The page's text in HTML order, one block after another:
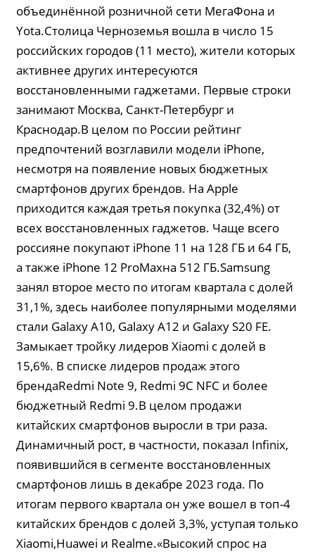
объединённой розничной сети МегаФона и
Yota.Столица Черноземья вошла в число 15
российских городов (11 место), жители которых
активнее других интересуются
восстановленными гаджетами. Первые строки
занимают Москва, Санкт-Петербург и
Краснодар.В целом по России рейтинг
предпочтений возглавили модели iPhone,
несмотря на появление новых бюджетных
смартфонов других брендов. На Apple
приходится каждая третья покупка (32,4%) от
всех восстановленных гаджетов. Чаще всего
россияне покупают iPhone 11 на 128 ГБ и 64 ГБ,
а также iPhone 12 ProMaxна 512 ГБ.Samsung
занял второе место по итогам квартала с долей
31,1%, здесь наиболее популярными моделями
стали Galaxy A10, Galaxy A12 и Galaxy S20 FE.
Замыкает тройку лидеров Xiaomi с долей в
15,6%. В списке лидеров продаж этого
брендаRedmi Note 9, Redmi 9C NFC и более
бюджетный Redmi 9.В целом продажи
китайских смартфонов выросли в три раза.
Динамичный рост, в частности, показал Infinix,
появившийся в сегменте восстановленных
смартфонов лишь в декабре 2023 года. По
итогам первого квартала он уже вошел в топ-4
китайских брендов с долей 3,3%, уступая только
Xiaomi,Huawei и Realme.«Высокий спрос на